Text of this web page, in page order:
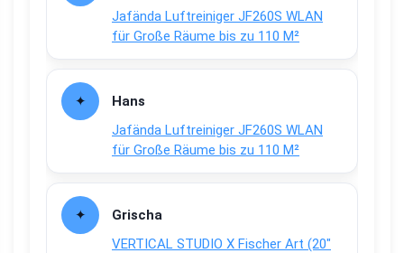
Jafända Luftreiniger JF260S WLAN
für Große Räume bis zu 110 M²
Hans
Jafända Luftreiniger JF260S WLAN
für Große Räume bis zu 110 M²
Grischa
VERTICAL STUDIO X Fischer Art (20″